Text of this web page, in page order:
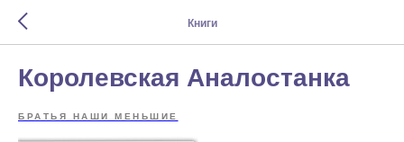
Книги
Королевская Аналостанка
БРАТЬЯ НАШИ МЕНЬШИЕ